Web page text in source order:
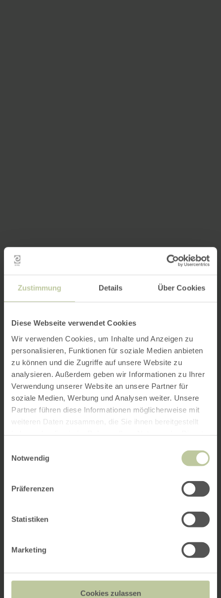
Zustimmung Details Über Cookies
Diese Webseite verwendet Cookies
Wir verwenden Cookies, um Inhalte und Anzeigen zu
personalisieren, Funktionen für soziale Medien anbieten
zu können und die Zugriffe auf unsere Website zu
analysieren. Außerdem geben wir Informationen zu Ihrer
Verwendung unserer Website an unsere Partner für
soziale Medien, Werbung und Analysen weiter. Unsere
Partner führen diese Informationen möglicherweise mit
weiteren Daten zusammen, die Sie ihnen bereitgestellt
Notwendig
Präferenzen
Statistiken
Marketing
Cookies zulassen